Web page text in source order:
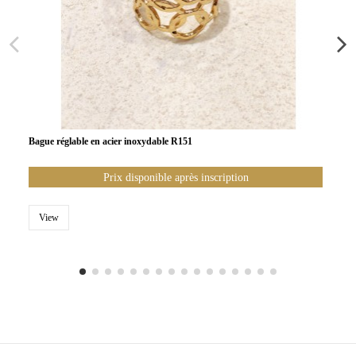
Bague réglable en acier inoxydable R151
Prix disponible après inscription
View